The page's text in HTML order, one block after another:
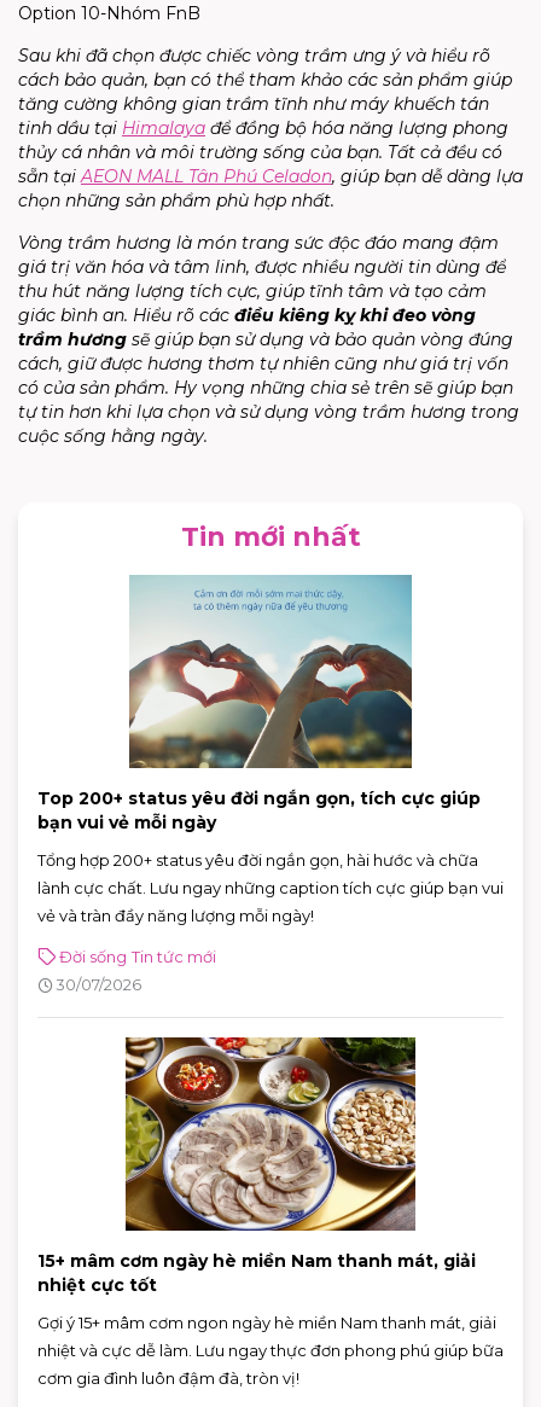
Option 10-Nhóm FnB
Sau khi đã chọn được chiếc vòng trầm ưng ý và hiểu rõ
cách bảo quản, bạn có thể tham khảo các sản phẩm giúp
tăng cường không gian trầm tĩnh như máy khuếch tán
tinh dầu tại Himalaya để đồng bộ hóa năng lượng phong
thủy cá nhân và môi trường sống của bạn. Tất cả đều có
sẵn tạiAEON MALL Tân Phú Celadon, giúp bạn dễ dàng lựa
chọn những sản phẩm phù hợp nhất.
Vòng trầm hương là món trang sức độc đáo mang đậm
giá trị văn hóa và tâm linh, được nhiều người tin dùng để
thu hút năng lượng tích cực, giúp tĩnh tâm và tạo cảm
giác bình an. Hiểu rõ các điều kiêng kỵ khi đeo vòng
trầm hương sẽ giúp bạn sử dụng và bảo quản vòng đúng
cách, giữ được hương thơm tự nhiên cũng như giá trị vốn
có của sản phẩm. Hy vọng những chia sẻ trên sẽ giúp bạn
tự tin hơn khi lựa chọn và sử dụng vòng trầm hương trong
cuộc sống hằng ngày.
Tin mới nhất
Top 200+ status yêu đời ngắn gọn, tích cực giúp
bạn vui vẻ mỗi ngày
Tổng hợp 200+ status yêu đời ngắn gọn, hài hước và chữa
lành cực chất. Lưu ngay những caption tích cực giúp bạn vui
vẻ và tràn đầy năng lượng mỗi ngày!
Đời sống Tin tức mới
30/07/2026
15+ mâm cơm ngày hè miền Nam thanh mát, giải
nhiệt cực tốt
Gợi ý 15+ mâm cơm ngon ngày hè miền Nam thanh mát, giải
nhiệt và cực dễ làm. Lưu ngay thực đơn phong phú giúp bữa
cơm gia đình luôn đậm đà, tròn vị!